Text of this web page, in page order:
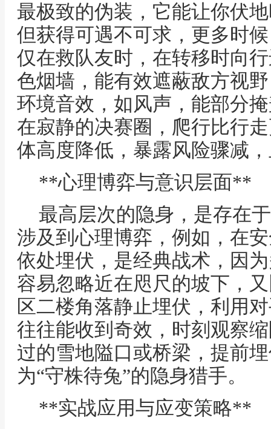
最极致的伪装，它能让你伏
但获得可遇不可求，更多时
仅在救队友时，在转移时向
色烟墙，能有效遮蔽敌方视
环境音效，如风声，能部分
在寂静的决赛圈，爬行比行
体高度降低，暴露风险骤减
**心理博弈与意识层面**
最高层次的隐身，是存在
涉及到心理博弈，例如，在
依处埋伏，是经典战术，因
容易忽略近在咫尺的坡下，
区二楼角落静止埋伏，利用
往往能收到奇效，时刻观察
过的雪地隘口或桥梁，提前
为“守株待兔”的隐身猎手。
**实战应用与应变策略**